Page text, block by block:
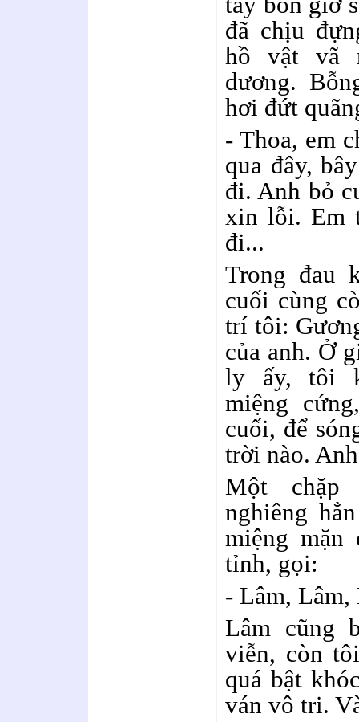
đã chịu
hồ vật vã
dương.
hơi đứt
- Thoa, em
qua đây,
đi. Anh bỏ
xin lỗi. Em
đi...
Trong đau
cuối cùng
trí tôi:
của anh. Ở
ly ấy, tôi
miệng
cuối, để
trời nào.
Một chặp
nghiêng
miệng mặn
tỉnh, gọi:
- Lâm,
Lâm cũng
viễn, còn
quá bật
ván vô tri.